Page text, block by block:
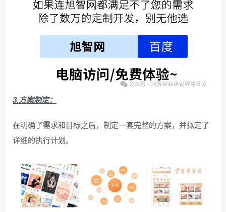
3.方案制定：
在明确了需求和目标之后，制定一套完整的方案，并拟定了
详细的执行计划。